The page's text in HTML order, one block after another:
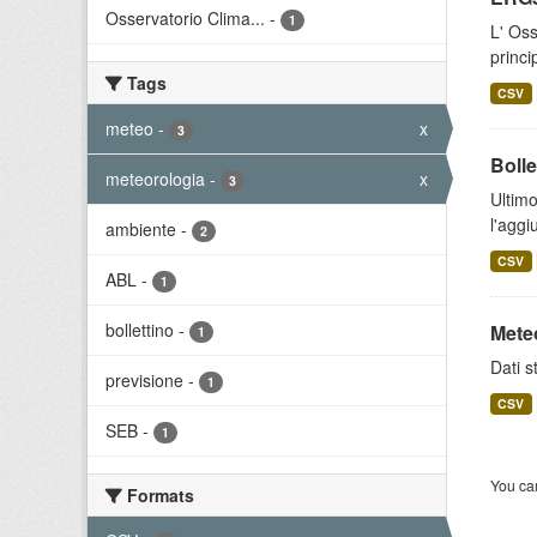
Osservatorio Clima... - 1
Tags
meteo - 3 x
meteorologia - 3 x
ambiente - 2
ABL - 1
bollettino - 1
previsione - 1
SEB - 1
Formats
L'
CSV
CSV
Dati
CSV
You